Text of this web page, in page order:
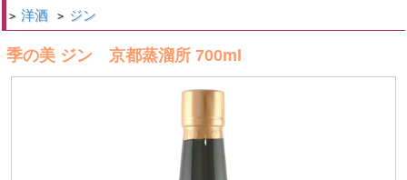
> 洋酒 > ジン
季の美 ジン 京都蒸溜所 700ml